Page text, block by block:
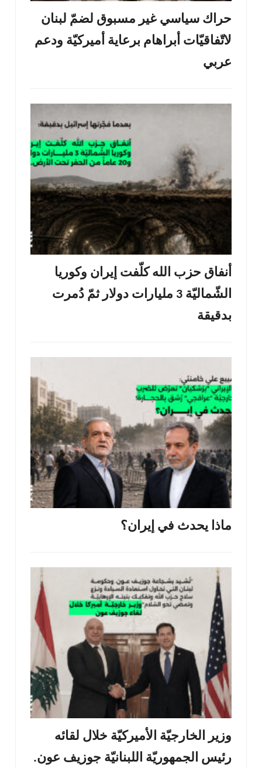
حراك سياسي غير مسبوق لضمّ لبنان
لاتّفاقيّات أبراهام برعاية أميركيّة ودعم
عربي
أنفاق حزب الله كلّفت إيران وكوريا
الشّماليّة 3 مليارات دولار ثمّ دُمرت
بدقيقة
ماذا يحدث في إيران؟
وزير الخارجيّة الأميركيّة خلال لقائه
رئيس الجمهوريّة اللبنانيّة جوزيف عون.